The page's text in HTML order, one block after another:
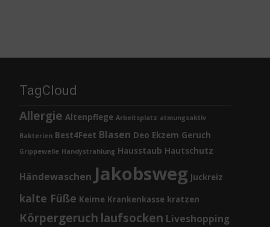
TagCloud
Allergie Altenpflege Arbeitsplatz atmungsaktiv
Bakterien Best4Feet Blasen Deo Ekzem Geruch
Grippewelle Handystrahlung Hausstaub Hautschutz
Händewaschen Jakobsweg Juckreiz
kalte Füße Keime Krankenkasse kratzen
Körpergeruch laufsocken Liveshopping